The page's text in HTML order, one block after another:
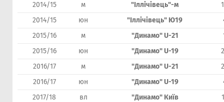
2014/15
м "Іллічівець"-м
2014/15
юн "Іллічівець" Ю19
2015/16
м "Динамо" U-21
2015/16
юн "Динамо" U-19
2016/17
м "Динамо" U-21
2016/17
юн "Динамо" U-19
2017/18
вл "Динамо" Київ